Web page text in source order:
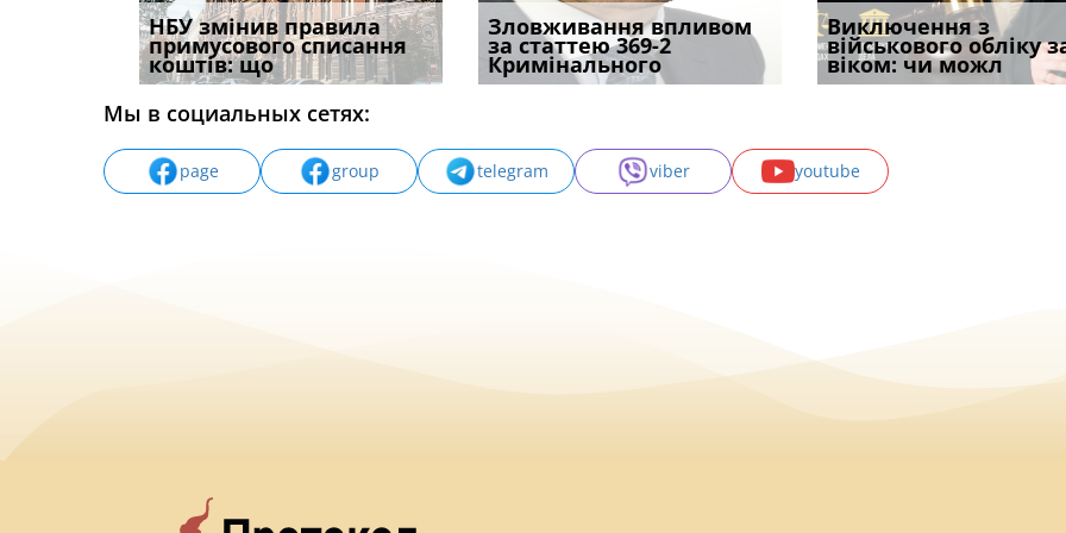
НБУ змінив правила
примусового списання
коштів: що
Якщо суд встановив для
відшкодування шкоди
наявніс
Документи, на яких не
проставляється
апостиль: пер
Водії можуть отримати
компенсацію за
незаконні дії
Зловживання впливом
за статтею 369-2
Кримінального
Переоформлення
відстрочки за іншою
підставою: нов
Особливості захисту у
кримінальному
провадженні: я
Виключення з
військового обліку
віком: чи можл
Восьмий ААС
підтвердив, що
може скас
Мы в социальных сетях:
page group telegram viber youtube